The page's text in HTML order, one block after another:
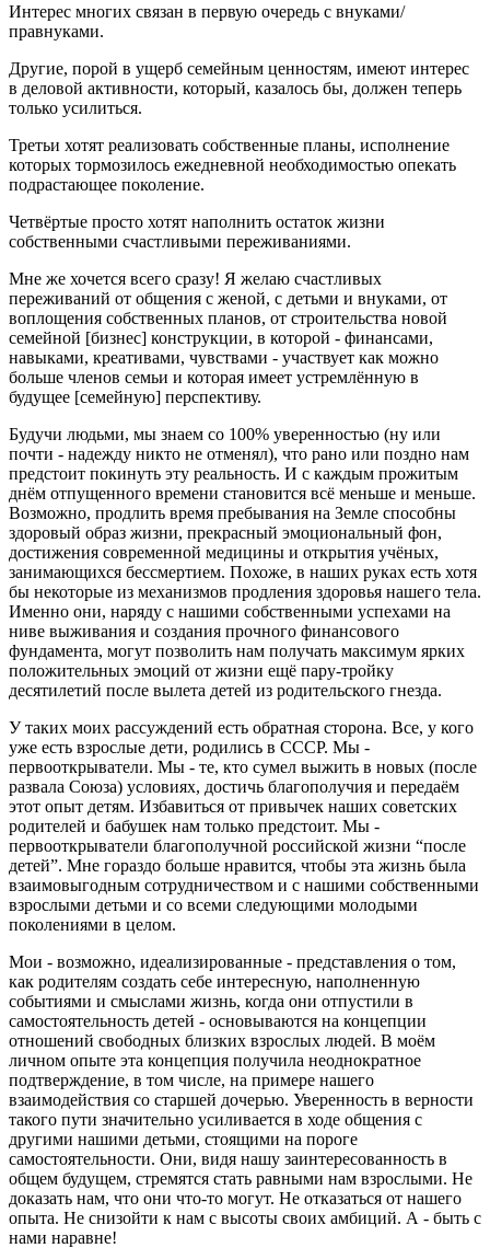
Интерес многих связан в первую очередь с внуками/
правнуками.
Другие, порой в ущерб семейным ценностям, имеют интерес
в деловой активности, который, казалось бы, должен теперь
только усилиться.
Третьи хотят реализовать собственные планы, исполнение
которых тормозилось ежедневной необходимостью опекать
подрастающее поколение.
Четвёртые просто хотят наполнить остаток жизни
собственными счастливыми переживаниями.
Мне же хочется всего сразу! Я желаю счастливых
переживаний от общения с женой, с детьми и внуками, от
воплощения собственных планов, от строительства новой
семейной [бизнес] конструкции, в которой - финансами,
навыками, креативами, чувствами - участвует как можно
больше членов семьи и которая имеет устремлённую в
будущее [семейную] перспективу.
Будучи людьми, мы знаем со 100% уверенностью (ну или
почти - надежду никто не отменял), что рано или поздно нам
предстоит покинуть эту реальность. И с каждым прожитым
днём отпущенного времени становится всё меньше и меньше.
Возможно, продлить время пребывания на Земле способны
здоровый образ жизни, прекрасный эмоциональный фон,
достижения современной медицины и открытия учёных,
занимающихся бессмертием. Похоже, в наших руках есть хотя
бы некоторые из механизмов продления здоровья нашего тела.
Именно они, наряду с нашими собственными успехами на
ниве выживания и создания прочного финансового
фундамента, могут позволить нам получать максимум ярких
положительных эмоций от жизни ещё пару-тройку
десятилетий после вылета детей из родительского гнезда.
У таких моих рассуждений есть обратная сторона. Все, у кого
уже есть взрослые дети, родились в СССР. Мы -
первооткрыватели. Мы - те, кто сумел выжить в новых (после
развала Союза) условиях, достичь благополучия и передаём
этот опыт детям. Избавиться от привычек наших советских
родителей и бабушек нам только предстоит. Мы -
первооткрыватели благополучной российской жизни “после
детей”. Мне гораздо больше нравится, чтобы эта жизнь была
взаимовыгодным сотрудничеством и с нашими собственными
взрослыми детьми и со всеми следующими молодыми
поколениями в целом.
Мои - возможно, идеализированные - представления о том,
как родителям создать себе интересную, наполненную
событиями и смыслами жизнь, когда они отпустили в
самостоятельность детей - основываются на концепции
отношений свободных близких взрослых людей. В моём
личном опыте эта концепция получила неоднократное
подтверждение, в том числе, на примере нашего
взаимодействия со старшей дочерью. Уверенность в верности
такого пути значительно усиливается в ходе общения с
другими нашими детьми, стоящими на пороге
самостоятельности. Они, видя нашу заинтересованность в
общем будущем, стремятся стать равными нам взрослыми. Не
доказать нам, что они что-то могут. Не отказаться от нашего
опыта. Не снизойти к нам с высоты своих амбиций. А - быть с
нами наравне!